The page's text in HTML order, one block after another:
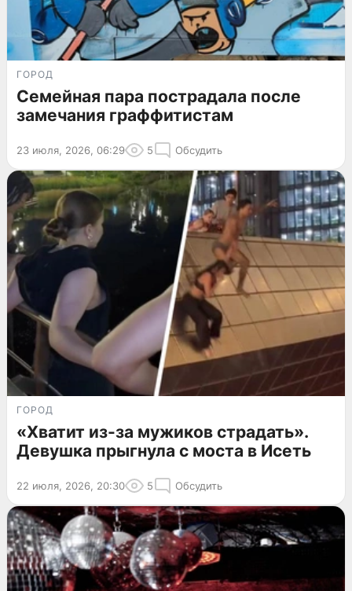
ГОРОД
Семейная пара пострадала после
замечания граффитистам
23 июля, 2026, 06:29 5 Обсудить
ГОРОД
«Хватит из-за мужиков страдать».
Девушка прыгнула с моста в Исеть
22 июля, 2026, 20:30 5 Обсудить